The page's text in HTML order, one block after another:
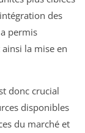
des
permis
la mise en
donc crucial
disponibles
du marché et